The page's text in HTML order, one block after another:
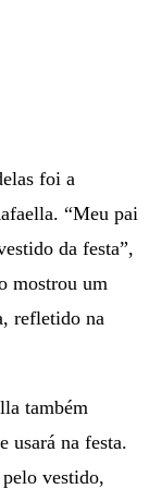
foi a
“Meu pai
da festa”,
mostrou um
refletido na
também
usará na festa.
vestido,